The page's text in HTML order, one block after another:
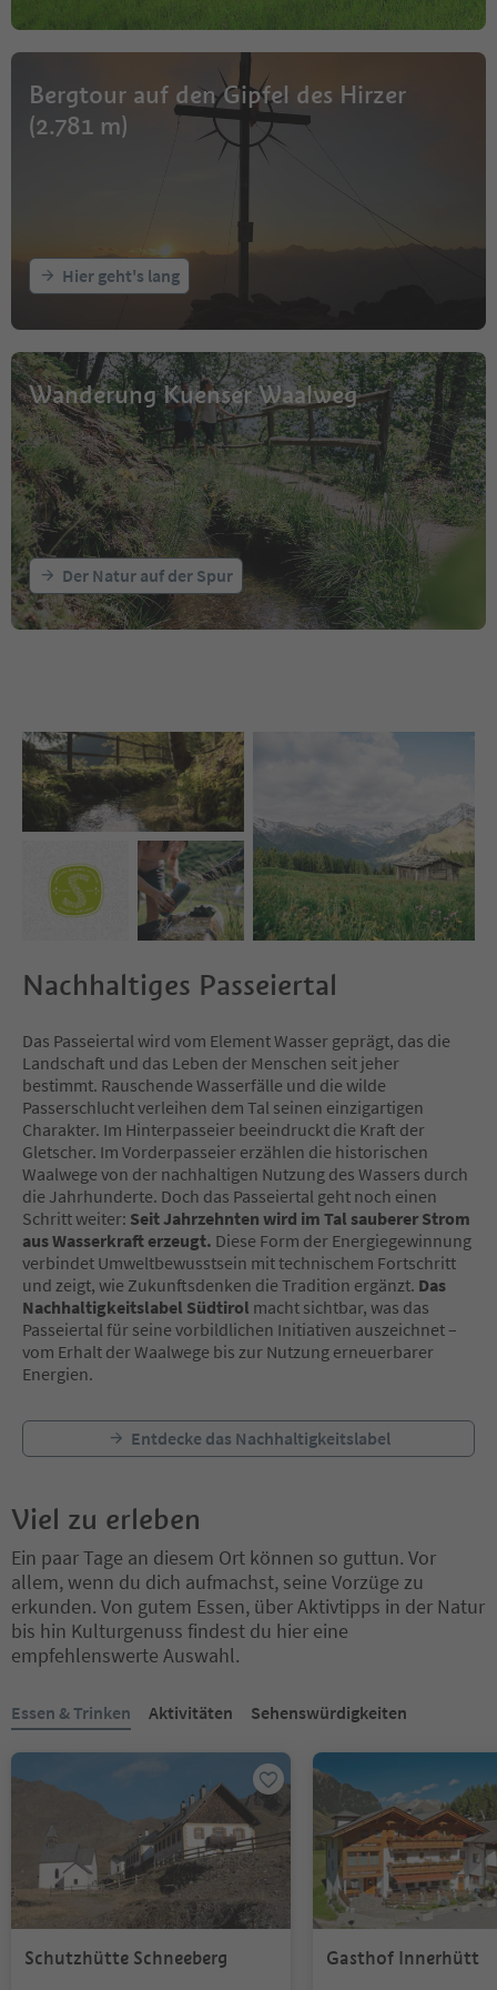
Bergtour auf den Gipfel des Hirzer
(2.781 m)
Hier geht's lang
Wanderung Kuenser Waalweg
Der Natur auf der Spur
Nachhaltiges Passeiertal
Das Passeiertal wird vom Element Wasser geprägt, das die
Landschaft und das Leben der Menschen seit jeher
bestimmt. Rauschende Wasserfälle und die wilde
Passerschlucht verleihen dem Tal seinen einzigartigen
Charakter. Im Hinterpasseier beeindruckt die Kraft der
Gletscher. Im Vorderpasseier erzählen die historischen
Waalwege von der nachhaltigen Nutzung des Wassers durch
die Jahrhunderte. Doch das Passeiertal geht noch einen
Schritt weiter: Seit Jahrzehnten wird im Tal sauberer Strom
aus Wasserkraft erzeugt. Diese Form der Energiegewinnung
verbindet Umweltbewusstsein mit technischem Fortschritt
und zeigt, wie Zukunftsdenken die Tradition ergänzt. Das
Nachhaltigkeitslabel Südtirol macht sichtbar, was das
Passeiertal für seine vorbildlichen Initiativen auszeichnet –
vom Erhalt der Waalwege bis zur Nutzung erneuerbarer
Energien.
Entdecke das Nachhaltigkeitslabel
Viel zu erleben
Ein paar Tage an diesem Ort können so guttun. Vor
allem, wenn du dich aufmachst, seine Vorzüge zu
erkunden. Von gutem Essen, über Aktivtipps in der Natur
bis hin Kulturgenuss findest du hier eine
empfehlenswerte Auswahl.
Essen & Trinken Aktivitäten Sehenswürdigkeiten
Schutzhütte Schneeberg Gasthof Innerhütt